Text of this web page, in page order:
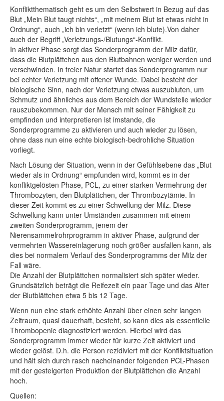
Konfliktthematisch geht es um den Selbstwert in Bezug auf das
Blut „Mein Blut taugt nichts“, „mit meinem Blut ist etwas nicht in
Ordnung“, auch „ich bin verletzt“ (wenn ich blute).Von daher
auch der Begriff „Verletzungs-/Blutungs“-Konflikt.
In aktiver Phase sorgt das Sonderprogramm der Milz dafür,
dass die Blutplättchen aus den Blutbahnen weniger werden und
verschwinden. In freier Natur startet das Sonderprogramm nur
bei echter Verletzung mit offener Wunde. Dabei besteht der
biologische Sinn, nach der Verletzung etwas auszubluten, um
Schmutz und ähnliches aus dem Bereich der Wundstelle wieder
rauszubekommen. Nur der Mensch mit seiner Fähigkeit zu
empfinden und interpretieren ist imstande, die
Sonderprogramme zu aktivieren und auch wieder zu lösen,
ohne dass nun eine echte biologisch-bedrohliche Situation
vorliegt.
Nach Lösung der Situation, wenn in der Gefühlsebene das „Blut
wieder als in Ordnung“ empfunden wird, kommt es in der
konfliktgelösten Phase, PCL, zu einer starken Vermehrung der
Thrombozyten, den Blutplättchen, der Thrombozytämie. In
dieser Zeit kommt es zu einer Schwellung der Milz. Diese
Schwellung kann unter Umständen zusammen mit einem
zweiten Sonderprogramm, jenem der
Nierensammelrohrprogramm in aktiver Phase, aufgrund der
vermehrten Wassereinlagerung noch größer ausfallen kann, als
dies bei normalem Verlauf des Sonderprogramms der Milz der
Fall wäre.
Die Anzahl der Blutplättchen normalisiert sich später wieder.
Grundsätzlich beträgt die Reifezeit ein paar Tage und das Alter
der Blutblättchen etwa 5 bis 12 Tage.
Wenn nun eine stark erhöhte Anzahl über einen sehr langen
Zeitraum, quasi dauerhaft, besteht, so kann dies als essentielle
Thrombopenie diagnostiziert werden. Hierbei wird das
Sonderprogramm immer wieder für kurze Zeit aktiviert und
wieder gelöst. D.h. die Person rezidiviert mit der Konfliktsituation
und hält sich durch rasch nacheinander folgenden PCL-Phasen
mit der gesteigerten Produktion der Blutplättchen die Anzahl
hoch.
Quellen: